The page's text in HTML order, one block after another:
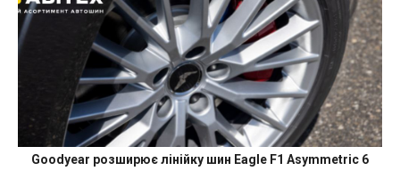
Goodyear розширює лінійку шин Eagle F1 Asymmetric 6